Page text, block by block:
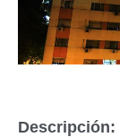
Descripción: